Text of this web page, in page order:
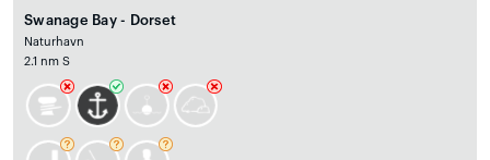
Swanage Bay - Dorset
Naturhavn
2.1 nm S